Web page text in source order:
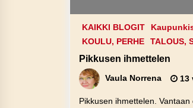
KAIKKI BLOGIT
KOULU, PERHE
TALOUS,
Pikkusen ihmettelen
Vaula Norrena 13
Pikkusen ihmettelen.